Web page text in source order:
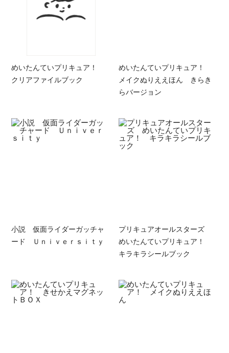
めいたんていプリキュア！
クリアファイルブック
めいたんていプリキュア！
メイクぬりええほん きらき
らバージョン
小説 仮面ライダーガッチャ
ード Ｕｎｉｖｅｒｓｉｔｙ
プリキュアオールスターズ
めいたんていプリキュア！
キラキラシールブック